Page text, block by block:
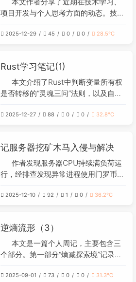
洁明了，便于用户快速获取和离线存储
项目开发与个人思考方面的动态。技术
博客搜索引擎从Meilisearch迁移至
供了重要帮助。同时，作者开始学习
Rust。信息思考部分，作者关注了高效
JSON解析库simdjson，并探讨了AI辅
侣的悖论以及零基础开发者借助AI完成
《Slay the Princess》等游戏。文末
以“逆熵效率”条形象地总结了本阶段的
充实度。
2025-12-29 45 0 0 28.5℃
Rust学习笔记(1)
本文介绍了Rust中判断变量所有权
是否转移的“灵魂三问”法则，以及自动
**：对于复杂类型（如String），若发
消耗自身的方法（如`into_...()`），则
所有权转移，原变量失效。简单类型
（如i32）则始终存活。此外，变量在
动解引用**：主要发生在两个场景：
用直到找到对应成员；2）函数传参
时，若类型实现了`Deref`，`&T`会自
动转换为`&U`（如`&String`转
匹配中，不会自动解引用，需手动处
2025-12-27 88 0 0 32.8℃
记服务器挖矿木马入侵与解决
作者发现服务器CPU持续满负荷运
行，经排查发现异常进程使用门罗币挖
止进程并检查定时任务、系统任务及
个名为“1Panel-umami-1NNn”的
Docker容器中。判断这与React漏洞
（CVE-2025-55182）有关。作者随后
IP，CPU使用率恢复正常。其他未使用
2025-12-10 92 1 0 36.2℃
逆熵流形（3）
本文是一篇个人周记，主要包含三
个部分。第一部分“熵减探索境”记录了
bug，并回顾了LoRA等AI模型微调技
2025-09-01 73 0 0 31.3℃